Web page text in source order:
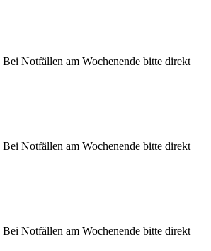
Notfällen am Wochenende bitte direkt
Notfällen am Wochenende bitte direkt
Notfällen am Wochenende bitte direkt